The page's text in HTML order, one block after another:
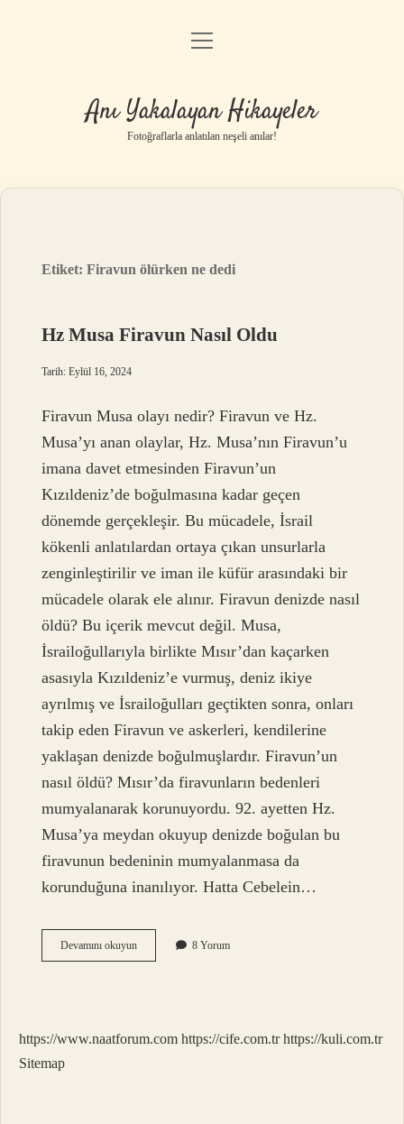
Anasayfa
Yasal Uyarı
menüyü
Anı Yakalayan Hikayeler
Fotoğraflarla anlatılan neşeli anılar!
Etiket:Firavun ölürken ne dedi
Hz Musa Firavun Nasıl Oldu
Tarih: Eylül 16, 2024
Firavun Musa olayı nedir? Firavun ve Hz.
Musa’yı anan olaylar, Hz. Musa’nın Firavun’u
imana davet etmesinden Firavun’un
Kızıldeniz’de boğulmasına kadar geçen
dönemde gerçekleşir. Bu mücadele, İsrail
kökenli anlatılardan ortaya çıkan unsurlarla
zenginleştirilir ve iman ile küfür arasındaki bir
mücadele olarak ele alınır. Firavun denizde nasıl
öldü? Bu içerik mevcut değil. Musa,
İsrailoğullarıyla birlikte Mısır’dan kaçarken
asasıyla Kızıldeniz’e vurmuş, deniz ikiye
ayrılmış ve İsrailoğulları geçtikten sonra, onları
takip eden Firavun ve askerleri, kendilerine
yaklaşan denizde boğulmuşlardır. Firavun’un
nasıl öldü? Mısır’da firavunların bedenleri
mumyalanarak korunuyordu. 92. ayetten Hz.
Musa’ya meydan okuyup denizde boğulan bu
firavunun bedeninin mumyalanmasa da
korunduğuna inanılıyor. Hatta Cebelein…
Devamını okuyunHz
Musa
8 Yorum
https://www.naatforum.com https://cife.com.tr https://kuli.com.tr
Sitemap